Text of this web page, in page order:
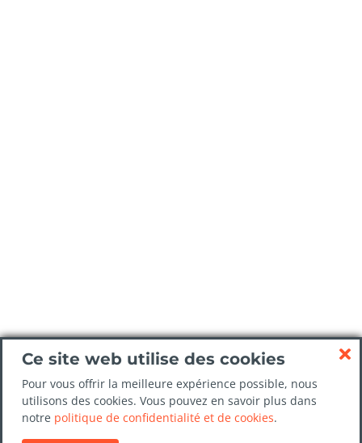
Ce site web utilise des cookies
Pour vous offrir la meilleure expérience possible, nous
utilisons des cookies. Vous pouvez en savoir plus dans
notre politique de confidentialité et de cookies.